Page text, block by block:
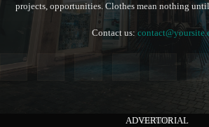
BERITA
BERITA
ADVERTORIAL
projects, opportunities. Clothes mean nothing
Contact us: